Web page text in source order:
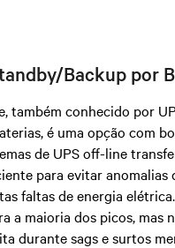
Backup por
também conhecido por
é uma opção com
de UPS off-line
para evitar anomalias
faltas de energia
a maioria dos picos, mas
durante sags e surtos